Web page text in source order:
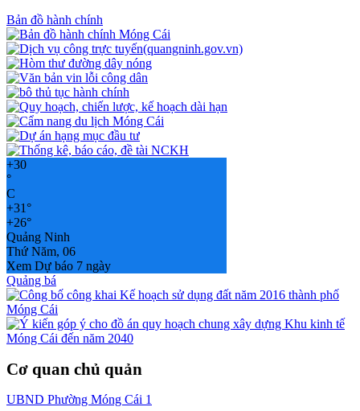
Bản đồ hành chính
+30
°
C
+31°
+26°
Quảng Ninh
Thứ Năm, 06
Xem Dự báo 7 ngày
Quảng bá
Cơ quan chủ quản
UBND Phường Móng Cái 1